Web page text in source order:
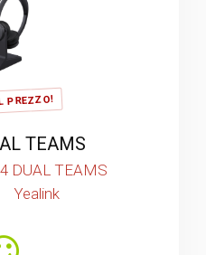
PREZZO!
TEAMS
DUAL TEAMS
Yealink